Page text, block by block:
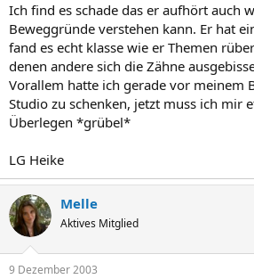
Ich find es schade das er aufhört auch
Beweggründe verstehen kann. Er hat
fand es echt klasse wie er Themen
denen andere sich die Zähne
Vorallem hatte ich gerade vor meinem
Studio zu schenken, jetzt muss ich mir
Überlegen *grübel*
LG Heike
Melle
Aktives Mitglied
9 Dezember 2003